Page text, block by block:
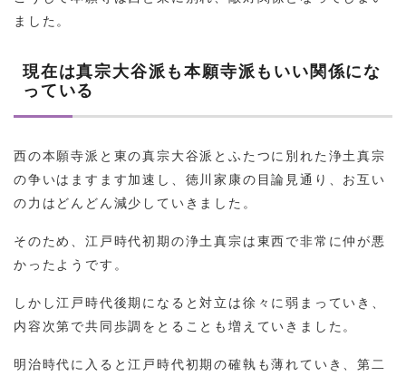
ました。
現在は真宗大谷派も本願寺派もいい関係にな
っている
西の本願寺派と東の真宗大谷派とふたつに別れた浄土真宗
の争いはますます加速し、徳川家康の目論見通り、お互い
の力はどんどん減少していきました。
そのため、江戸時代初期の浄土真宗は東西で非常に仲が悪
かったようです。
しかし江戸時代後期になると対立は徐々に弱まっていき、
内容次第で共同歩調をとることも増えていきました。
明治時代に入ると江戸時代初期の確執も薄れていき、第二